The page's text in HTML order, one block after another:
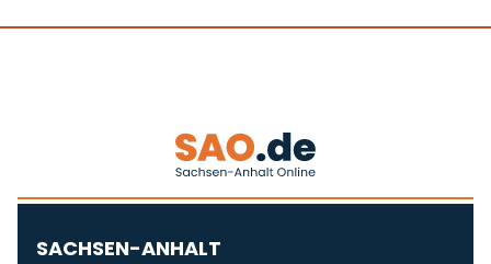
SACHSEN-ANHALT